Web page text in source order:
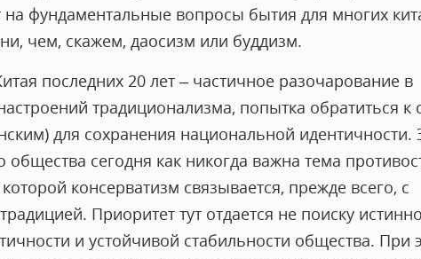
фундаментальные вопросы бытия для многих
чем, скажем, даосизм или буддизм.
последних 20 лет – частичное разочарование в
традиционализма, попытка обратиться к
для сохранения национальной идентичности.
общества сегодня как никогда важна тема
консерватизм связывается, прежде всего, с
Приоритет тут отдается не поиску
и устойчивой стабильности общества. При